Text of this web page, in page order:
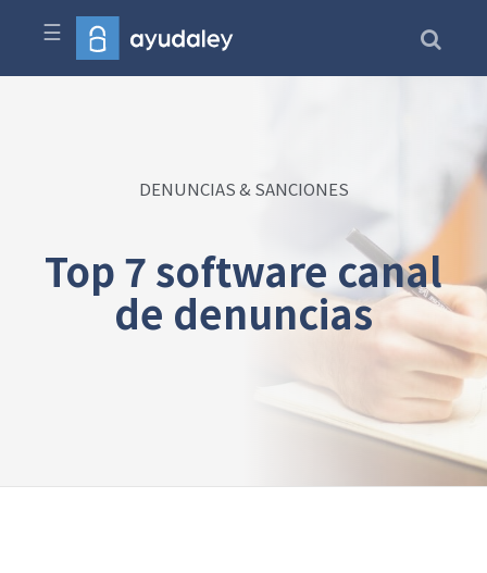
☰
DENUNCIAS & SANCIONES
Top 7 software canal
de denuncias